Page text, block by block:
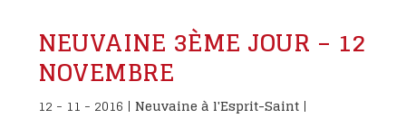
NEUVAINE 3ÈME JOUR – 12
NOVEMBRE
12 - 11 - 2016 |Neuvaine à l'Esprit-Saint |